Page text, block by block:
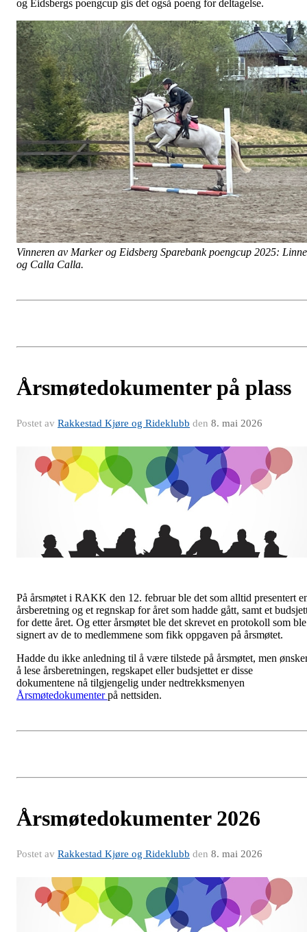
og Eidsbergs poengcup gis det også poeng for deltagelse.
Vinneren av Marker og Eidsberg Sparebank poengcup 2025:
og Calla Calla.
Årsmøtedokumenter på plass
Postet av Rakkestad Kjøre og Rideklubb den 8. mai 2026
På årsmøtet i RAKK den 12. februar ble det som alltid presentert
årsberetning og et regnskap for året som hadde gått, samt et
for dette året. Og etter årsmøtet ble det skrevet en protokoll som ble
signert av de to medlemmene som fikk oppgaven på årsmøtet.
Hadde du ikke anledning til å være tilstede på årsmøtet, men
å lese årsberetningen, regskapet eller budsjettet er disse
dokumentene nå tilgjengelig under nedtrekksmenyen
Årsmøtedokumenterpå nettsiden.
Årsmøtedokumenter 2026
Postet av Rakkestad Kjøre og Rideklubb den 8. mai 2026